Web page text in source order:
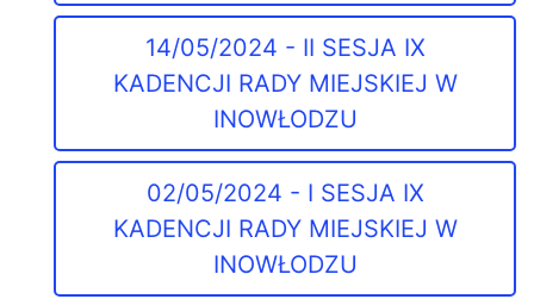
14/05/2024 - II SESJA IX
KADENCJI RADY MIEJSKIEJ W
INOWŁODZU
02/05/2024 - I SESJA IX
KADENCJI RADY MIEJSKIEJ W
INOWŁODZU